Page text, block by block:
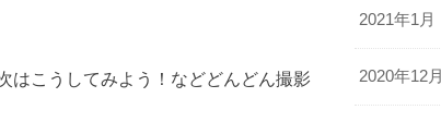
はこうしてみよう！などどんどん撮影
2021年1月
2020年12月